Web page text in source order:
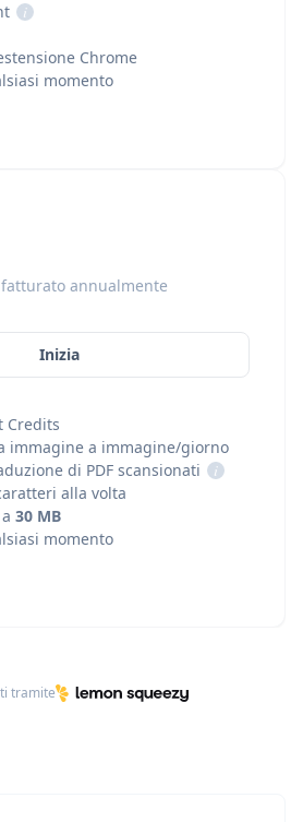
annualmente
Inizia
Credits
immagine a immagine/giorno
di PDF scansionati
i
alla volta
30 MB
momento
i
Chrome
momento
tramite